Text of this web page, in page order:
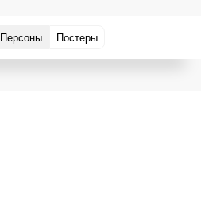
Персоны Постеры